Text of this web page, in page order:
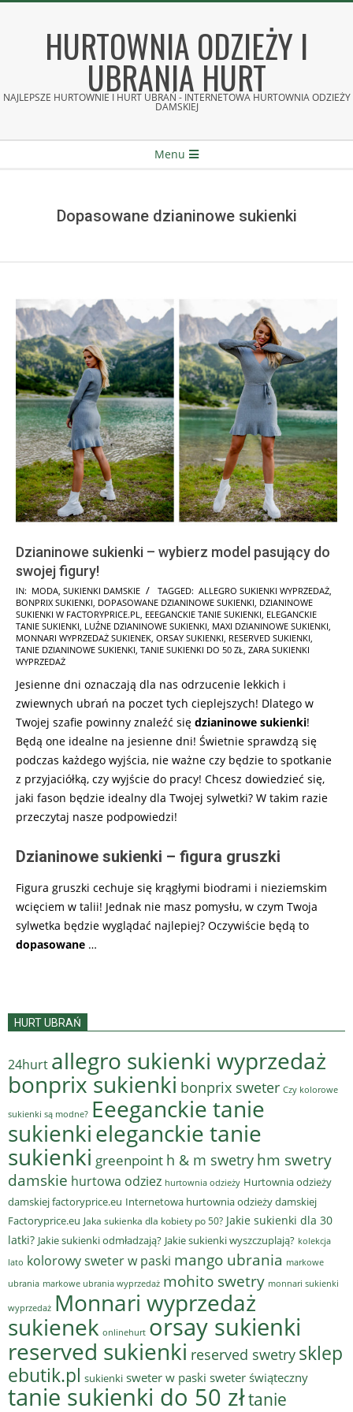
HURTOWNIA ODZIEŻY I
UBRANIA HURT
NAJLEPSZE HURTOWNIE I HURT UBRAŃ - INTERNETOWA HURTOWNIA ODZIEŻY
DAMSKIEJ
Menu
Dopasowane dzianinowe sukienki
Dzianinowe sukienki – wybierz model pasujący do
swojej figury!
2021-
10-
15
IN: MODA SUKIENKI DAMSKIE TAGGED: ALLEGRO SUKIENKI WYPRZEDAŻ
BONPRIX SUKIENKI DOPASOWANE DZIANINOWE SUKIENKI DZIANINOWE
SUKIENKI W FACTORYPRICE.PL
EEEGANCKIE TANIE SUKIENKI ELEGANCKIE
TANIE SUKIENKI LUŹNE DZIANINOWE SUKIENKI MAXI DZIANINOWE SUKIENKI
MONNARI WYPRZEDAŻ SUKIENEK ORSAY SUKIENKI RESERVED SUKIENKI
TANIE DZIANINOWE SUKIENKI TANIE SUKIENKI DO 50 ZŁ ZARA SUKIENKI
WYPRZEDAŻ
Jesienne dni oznaczają dla nas odrzucenie lekkich i
zwiewnych ubrań na poczet tych cieplejszych! Dlatego w
Twojej szafie powinny znaleźć się dzianinowe sukienki!
Będą one idealne na jesienne dni! Świetnie sprawdzą się
podczas każdego wyjścia, nie ważne czy będzie to spotkanie
z przyjaciółką, czy wyjście do pracy! Chcesz dowiedzieć się,
jaki fason będzie idealny dla Twojej sylwetki? W takim razie
przeczytaj nasze podpowiedzi!
Dzianinowe sukienki – figura gruszki
Figura gruszki cechuje się krągłymi biodrami i nieziemskim
wcięciem w talii! Jednak nie masz pomysłu, w czym Twoja
sylwetka będzie wyglądać najlepiej? Oczywiście będą to
dopasowane …
HURT UBRAŃ
24hurt allegro sukienki wyprzedaż
bonprix sukienki bonprix sweter Czy kolorowe
sukienki są modne? Eeeganckie tanie
sukienkieleganckie tanie
sukienki greenpoint h & m swetry hm swetry
damskie hurtowa odziez hurtownia odzieży Hurtownia odzieży
damskiej factoryprice.eu Internetowa hurtownia odzieży damskiej
Factoryprice.eu Jaka sukienka dla kobiety po 50? Jakie sukienki dla 30
latki? Jakie sukienki odmładzają? Jakie sukienki wyszczuplają? kolekcja
lato kolorowy sweter w paski mango ubrania markowe
ubrania markowe ubrania wyprzedaż mohito swetry monnari sukienki
wyprzedaż Monnari wyprzedaż
sukienek onlinehurt orsay sukienki
reserved sukienki reserved swetry sklep
ebutik.pl sukienki sweter w paski sweter świąteczny
tanie sukienki do 50 złtanie